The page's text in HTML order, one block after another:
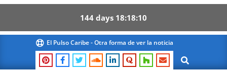
144 days 18 18 09
content
El Pulso Caribe - Otra forma de ver la noticia
Search